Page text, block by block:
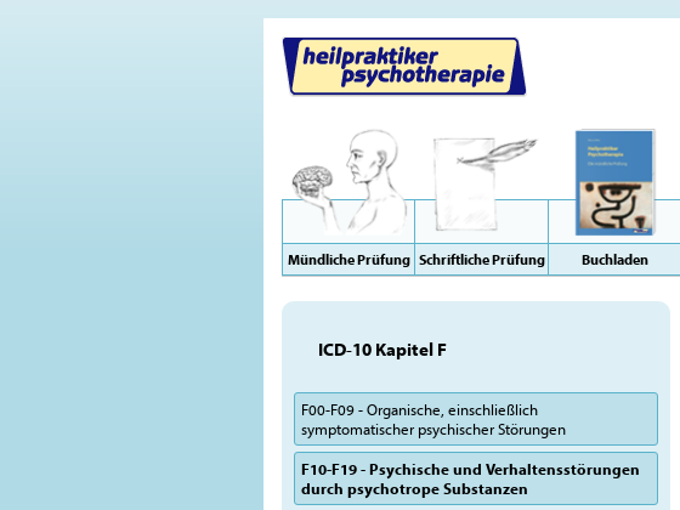
Mündliche Prüfung Schriftliche Prüfung Buchladen
ICD-10 Kapitel F
F00-F09 - Organische, einschließlich
symptomatischer psychischer Störungen
F10-F19 - Psychische und Verhaltensstörungen
durch psychotrope Substanzen